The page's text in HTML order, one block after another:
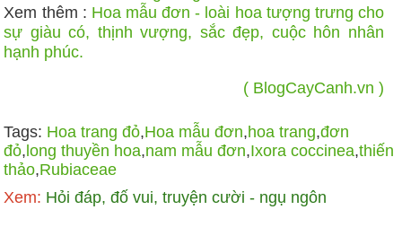
​Xem thêm : Hoa mẫu đơn - loài hoa tượng trưng cho
sự giàu có, thịnh vượng, sắc đẹp, cuộc hôn nhân
hạnh phúc.
( BlogCayCanh.vn )
Tags: Hoa trang đỏ,Hoa mẫu đơn,hoa trang,đơn
đỏ, long thuyền hoa,nam mẫu đơn,Ixora coccinea,thiến
thảo,Rubiaceae
Xem: Hỏi đáp, đố vui, truyện cười - ngụ ngôn